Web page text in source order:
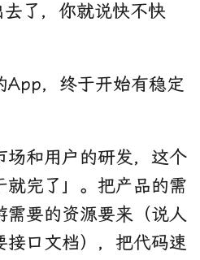
了，你就说快不快
App，终于开始有稳定
场和用户的研发，这个
就完了」。把产品的需
需要的资源要来（说人
接口文档），把代码速